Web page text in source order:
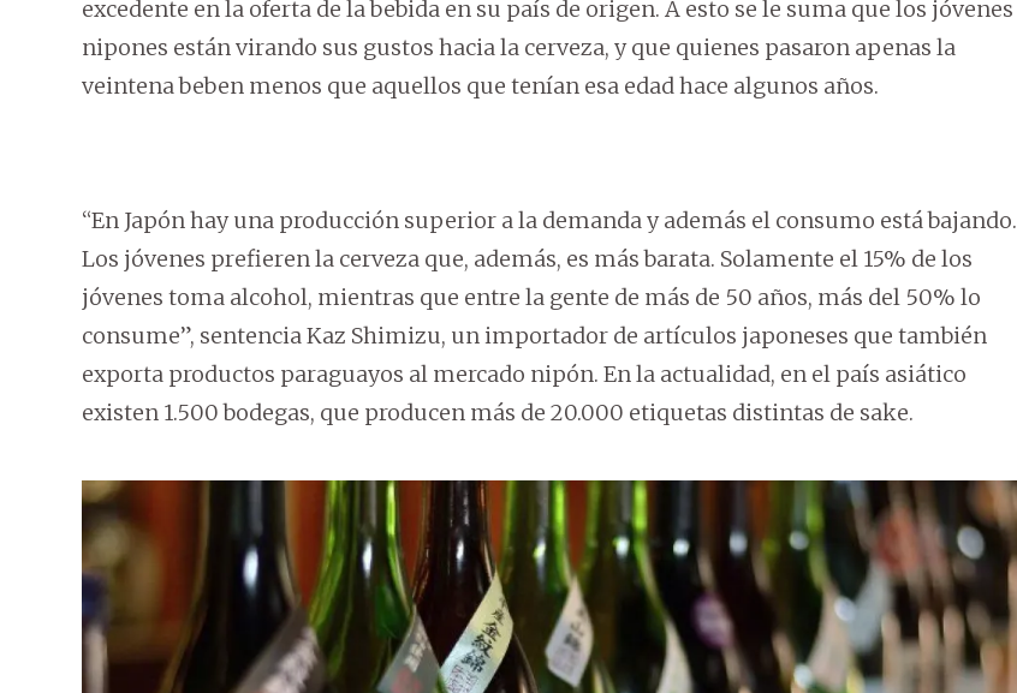
excedente en la oferta de la bebida en su país de origen. A esto se le suma que los jóvenes
nipones están virando sus gustos hacia la cerveza, y que quienes pasaron apenas la
veintena beben menos que aquellos que tenían esa edad hace algunos años.
“En Japón hay una producción superior a la demanda y además el consumo está bajando.
Los jóvenes prefieren la cerveza que, además, es más barata. Solamente el 15% de los
jóvenes toma alcohol, mientras que entre la gente de más de 50 años, más del 50% lo
consume”, sentencia Kaz Shimizu, un importador de artículos japoneses que también
exporta productos paraguayos al mercado nipón. En la actualidad, en el país asiático
existen 1.500 bodegas, que producen más de 20.000 etiquetas distintas de sake.